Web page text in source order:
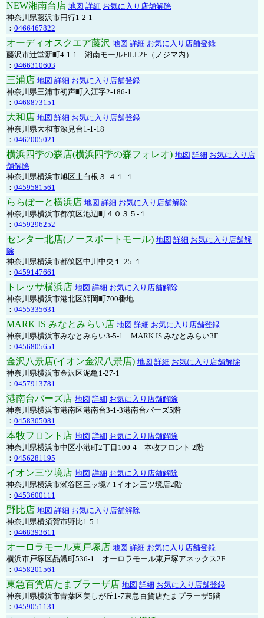
NEW湘南台店 地図 詳細 お気に入り店舗解除
神奈川県藤沢市円行1-2-1
： 0466467822
オーディオスクエア藤沢 地図 詳細 お気に入り店舗登録
藤沢市辻堂新町4-1-1 湘南モールFILL2F（ノジマ内）
： 0466310603
三浦店 地図 詳細 お気に入り店舗登録
神奈川県三浦市初声町入江字2-186-1
： 0468873151
大和店 地図 詳細 お気に入り店舗登録
神奈川県大和市深見台1-1-18
： 0462005021
横浜四季の森店(横浜四季の森フォレオ) 地図 詳細 お気に入り店
舗解除
神奈川県横浜市旭区上白根３-４１-１
： 0459581561
ららぽーと横浜店 地図 詳細 お気に入り店舗解除
神奈川県横浜市都筑区池辺町４０３５-１
： 0459296252
センター北店(ノースポートモール) 地図 詳細 お気に入り店舗解
除
神奈川県横浜市都筑区中川中央１-25-１
： 0459147661
トレッサ横浜店 地図 詳細 お気に入り店舗解除
神奈川県横浜市港北区師岡町700番地
： 0455335631
MARK IS みなとみらい店 地図 詳細 お気に入り店舗登録
神奈川県横浜市みなとみらい3-5-1 MARK IS みなとみらい3F
： 0456805651
金沢八景店(イオン金沢八景店) 地図 詳細 お気に入り店舗解除
神奈川県横浜市金沢区泥亀1-27-1
： 0457913781
港南台バーズ店 地図 詳細 お気に入り店舗解除
神奈川県横浜市港南区港南台3-1-3港南台バーズ5階
： 0458305081
本牧フロント店 地図 詳細 お気に入り店舗解除
神奈川県横浜市中区小港町2丁目100-4 本牧フロント 2階
： 0456281195
イオン三ツ境店 地図 詳細 お気に入り店舗解除
神奈川県横浜市瀬谷区三ッ境7-1イオン三ツ境店2階
： 0453600111
野比店 地図 詳細 お気に入り店舗解除
神奈川県横須賀市野比1-5-1
： 0468393611
オーロラモール東戸塚店 地図 詳細 お気に入り店舗登録
横浜市戸塚区品濃町536-1 オーロラモール東戸塚アネックス2F
： 0458201561
東急百貨店たまプラーザ店 地図 詳細 お気に入り店舗登録
神奈川県横浜市青葉区美しが丘1-7東急百貨店たまプラーザ5階
： 0459051131